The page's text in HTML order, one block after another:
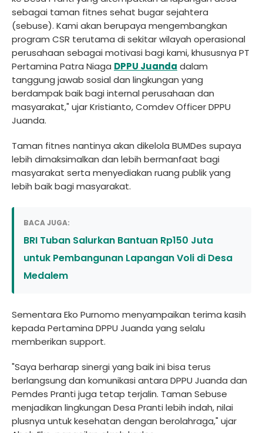
sebagai taman fitnes sehat bugar sejahtera
(sebuse). Kami akan berupaya mengembangkan
program CSR terutama di sekitar wilayah operasional
perusahaan sebagai motivasi bagi kami, khususnya PT
Pertamina Patra Niaga DPPU Juanda dalam
tanggung jawab sosial dan lingkungan yang
berdampak baik bagi internal perusahaan dan
masyarakat," ujar Kristianto, Comdev Officer DPPU
Juanda.
Taman fitnes nantinya akan dikelola BUMDes supaya
lebih dimaksimalkan dan lebih bermanfaat bagi
masyarakat serta menyediakan ruang publik yang
lebih baik bagi masyarakat.
BACA JUGA:
BRI Tuban Salurkan Bantuan Rp150 Juta
untuk Pembangunan Lapangan Voli di Desa
Medalem
Sementara Eko Purnomo menyampaikan terima kasih
kepada Pertamina DPPU Juanda yang selalu
memberikan support.
"Saya berharap sinergi yang baik ini bisa terus
berlangsung dan komunikasi antara DPPU Juanda dan
Pemdes Pranti juga tetap terjalin. Taman Sebuse
menjadikan lingkungan Desa Pranti lebih indah, nilai
plusnya untuk kesehatan dengan berolahraga," ujar